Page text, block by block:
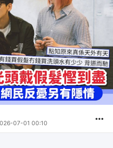
07-01 00:10